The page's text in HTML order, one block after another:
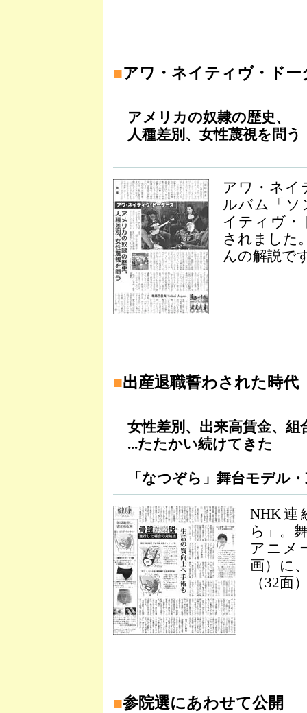
■アワ・ネイティヴ・ドー
アメリカの奴隷の歴史、
人種差別、女性蔑視を問う
アワ・ネイ
ルバム「ソ
イティヴ・
されました
んの解説で
■出産退職誓わされた時代
女性差別、出来高賃金、組
...たたかい続けてきた
「なつぞら」舞台モデル
NHK連
ら」。
アニメ
画）に
（32面
■参院選にあわせて公開